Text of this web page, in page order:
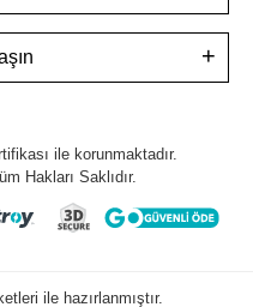
ile korunmaktadır.
Hakları Saklıdır.
ile hazırlanmıştır.